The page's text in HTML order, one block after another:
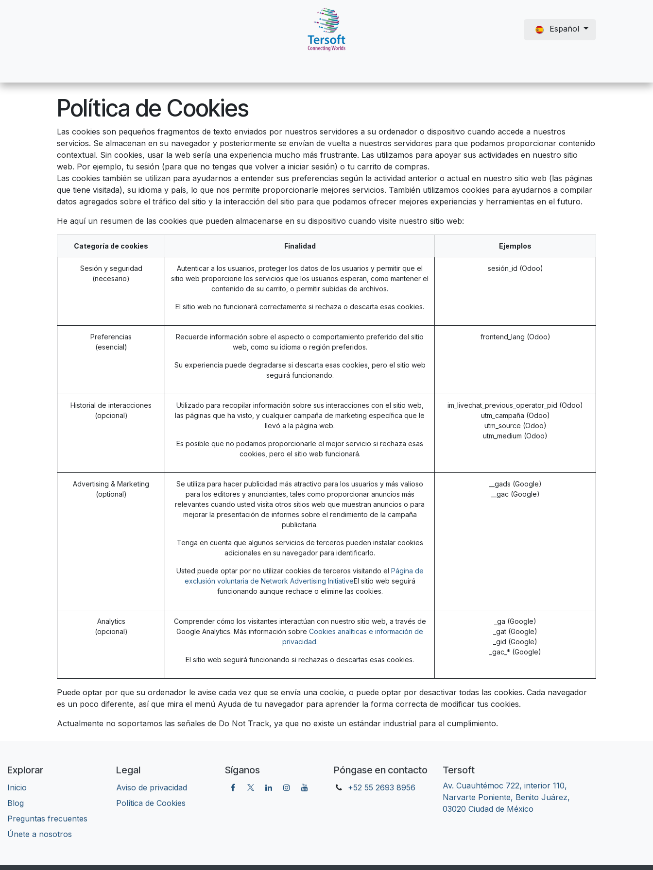
Español
Política de Cookies
Las cookies son pequeños fragmentos de texto enviados por nuestros servidores a su ordenador o dispositivo cuando accede a nuestros
servicios. Se almacenan en su navegador y posteriormente se envían de vuelta a nuestros servidores para que podamos proporcionar contenido
contextual. Sin cookies, usar la web sería una experiencia mucho más frustrante. Las utilizamos para apoyar sus actividades en nuestro sitio
web. Por ejemplo, tu sesión (para que no tengas que volver a iniciar sesión) o tu carrito de compras.
Las cookies también se utilizan para ayudarnos a entender sus preferencias según la actividad anterior o actual en nuestro sitio web (las páginas
que tiene visitada), su idioma y país, lo que nos permite proporcionarle mejores servicios. También utilizamos cookies para ayudarnos a compilar
datos agregados sobre el tráfico del sitio y la interacción del sitio para que podamos ofrecer mejores experiencias y herramientas en el futuro.
He aquí un resumen de las cookies que pueden almacenarse en su dispositivo cuando visite nuestro sitio web:
Categoría de cookies Finalidad Ejemplos
Sesión y seguridad
(necesario)
Autenticar a los usuarios, proteger los datos de los usuarios y permitir que el
sitio web proporcione los servicios que los usuarios esperan, como mantener el
contenido de su carrito, o permitir subidas de archivos.
El sitio web no funcionará correctamente si rechaza o descarta esas cookies.
sesión_id (Odoo)
Preferencias
(esencial)
Recuerde información sobre el aspecto o comportamiento preferido del sitio
web, como su idioma o región preferidos.
Su experiencia puede degradarse si descarta esas cookies, pero el sitio web
seguirá funcionando.
frontend_lang (Odoo)
Historial de interacciones
(opcional)
Utilizado para recopilar información sobre sus interacciones con el sitio web,
las páginas que ha visto, y cualquier campaña de marketing específica que le
llevó a la página web.
Es posible que no podamos proporcionarle el mejor servicio si rechaza esas
cookies, pero el sitio web funcionará.
im_livechat_previous_operator_pid (Odoo)
utm_campaña (Odoo)
utm_source (Odoo)
utm_medium (Odoo)
Advertising & Marketing
(optional)
Se utiliza para hacer publicidad más atractivo para los usuarios y más valioso
para los editores y anunciantes, tales como proporcionar anuncios más
relevantes cuando usted visita otros sitios web que muestran anuncios o para
mejorar la presentación de informes sobre el rendimiento de la campaña
publicitaria.
Tenga en cuenta que algunos servicios de terceros pueden instalar cookies
adicionales en su navegador para identificarlo.
Usted puede optar por no utilizar cookies de terceros visitando el Página de
exclusión voluntaria de Network Advertising InitiativeEl sitio web seguirá
funcionando aunque rechace o elimine las cookies.
__gads (Google)
__gac (Google)
Analytics
(opcional)
Comprender cómo los visitantes interactúan con nuestro sitio web, a través de
Google Analytics. Más información sobre Cookies analíticas e información de
privacidad.
El sitio web seguirá funcionando si rechazas o descartas esas cookies.
_ga (Google)
_gat (Google)
_gid (Google)
_gac_* (Google)
Puede optar por que su ordenador le avise cada vez que se envía una cookie, o puede optar por desactivar todas las cookies. Cada navegador
es un poco diferente, así que mira el menú Ayuda de tu navegador para aprender la forma correcta de modificar tus cookies.
Actualmente no soportamos las señales de Do Not Track, ya que no existe un estándar industrial para el cumplimiento.
Explorar
Inicio
Blog
Preguntas frecuentes
Únete a nosotros
Legal
Aviso de privacidad
​Política de Cookies
Síganos Póngase en contacto
+52 55 2693 8956
Tersoft
Av. Cuauhtémoc 722, interior 110,
Narvarte Poniente, Benito Juárez,
03020 Ciudad de México